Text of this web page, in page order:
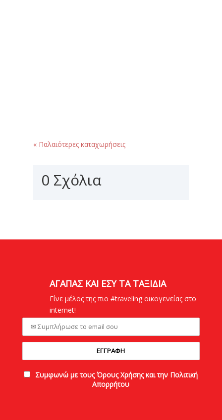
« Παλαιότερες καταχωρήσεις
0 Σχόλια
ΑΓΑΠΑΣ ΚΑΙ ΕΣΥ ΤΑ ΤΑΞΙΔΙΑ
Γίνε μέλος της πιο #traveling οικογενείας στο
internet!
Συμφωνώ με τους Όρους Χρήσης και την Πολιτική
Απορρήτου